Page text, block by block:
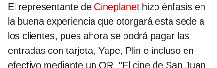
El representante de Cineplanet hizo énfasis en
la buena experiencia que otorgará esta sede a
los clientes, pues ahora se podrá pagar las
entradas con tarjeta, Yape, Plin e incluso en
efectivo mediante un QR. "El cine de San Juan